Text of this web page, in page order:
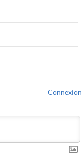
Connexion